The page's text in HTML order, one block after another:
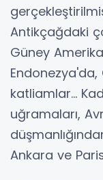
Antikçağdaki
Güney
katliamlar...
uğramaları,
Ankara ve